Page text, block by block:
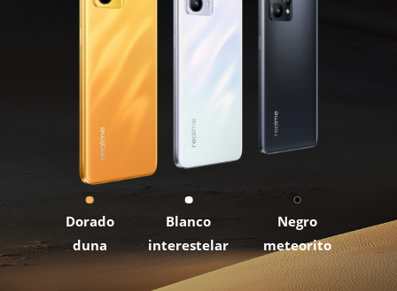
Dorado
duna
Blanco
interestelar
Negro
meteorito